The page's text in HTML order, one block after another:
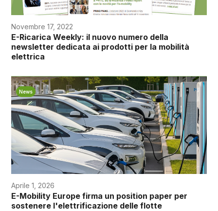
Novembre 17, 2022
E-Ricarica Weekly: il nuovo numero della
newsletter dedicata ai prodotti per la mobilità
elettrica
News
Aprile 1, 2026
E-Mobility Europe firma un position paper per
sostenere l'elettrificazione delle flotte